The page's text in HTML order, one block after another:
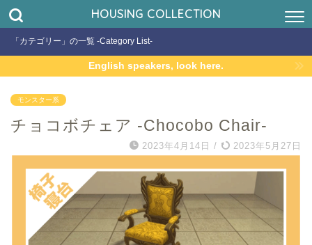
HOUSING COLLECTION
「カテゴリー」の一覧 -Category List-
English speakers, look here.
モンスター系
チョコボチェア -Chocobo Chair-
2023年4月14日 / 2023年5月27日